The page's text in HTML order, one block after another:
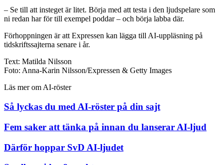
– Se till att insteget är litet. Börja med att testa i den ljudspelare som
ni redan har för till exempel poddar – och börja labba där.
Förhoppningen är att Expressen kan lägga till AI-uppläsning på
tidskriftssajterna senare i år.
Text: Matilda Nilsson
Foto: Anna-Karin Nilsson/Expressen & Getty Images
Läs mer om AI-röster
Så lyckas du med AI-röster på din sajt
Fem saker att tänka på innan du lanserar AI-ljud
Därför hoppar SvD AI-ljudet